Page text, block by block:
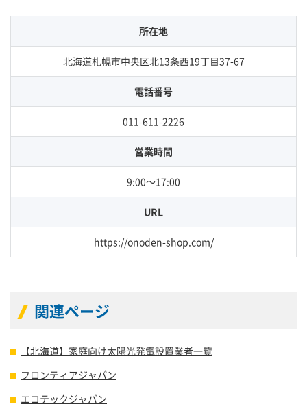
所在地
北海道札幌市中央区北13条西19丁目37-67
電話番号
011-611-2226
営業時間
9:00～17:00
URL
https://onoden-shop.com/
関連ページ
【北海道】家庭向け太陽光発電設置業者一覧
フロンティアジャパン
エコテックジャパン